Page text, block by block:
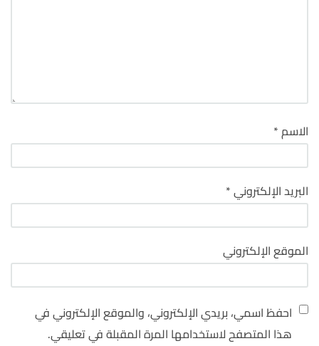
الاسم*
البريد الإلكتروني*
الموقع الإلكتروني
احفظ اسمي، بريدي الإلكتروني، والموقع الإلكتروني في
هذا المتصفح لاستخدامها المرة المقبلة في تعليقي.